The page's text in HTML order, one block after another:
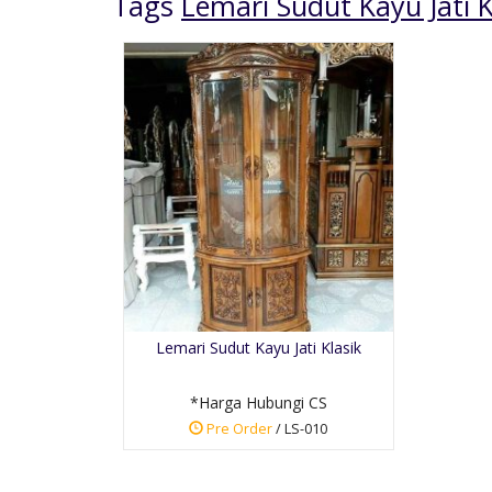
Lemari Sudut Kayu Jati Klasik
*Harga Hubungi CS
Pre Order/ LS-010
Buffet Tv Nusantara
Cat Putih
*Harga Hubungi CS
Pre Order